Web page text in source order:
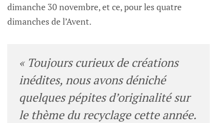
dimanche 30 novembre, et ce, pour les quatre
dimanches de l’Avent.
« Toujours curieux de créations
inédites, nous avons déniché
quelques pépites d’originalité sur
le thème du recyclage cette année.